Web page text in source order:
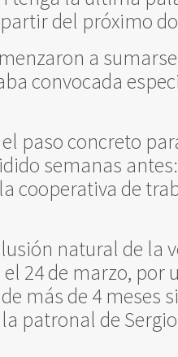
del próximo
a
convocada
paso concreto
semanas
cooperativa de
natural de la
24 de marzo, por
más de 4 meses
patronal de